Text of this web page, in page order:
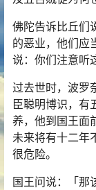
佛陀告诉比丘们
的恶业，他们应
说：你们注意听
过去世时，波罗
臣聪明博识，有
养，他到国王面
未来将有十二年
很危险。
国王问说：「那